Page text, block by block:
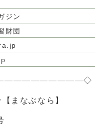
ジン
財団
まなぶなら】